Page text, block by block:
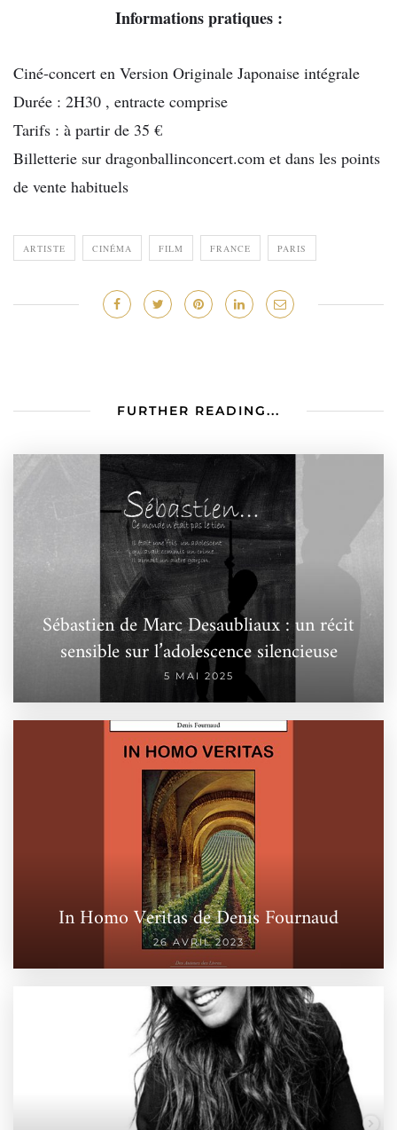
Informations pratiques :
Ciné-concert en Version Originale Japonaise intégrale
Durée : 2H30 , entracte comprise
Tarifs : à partir de 35 €
Billetterie sur dragonballinconcert.com et dans les points
de vente habituels
ARTISTE CINÉMA FILM FRANCE PARIS
FURTHER READING...
Sébastien de Marc Desaubliaux : un récit
sensible sur l’adolescence silencieuse
5 MAI 2025
In Homo Veritas de Denis Fournaud
26 AVRIL 2023